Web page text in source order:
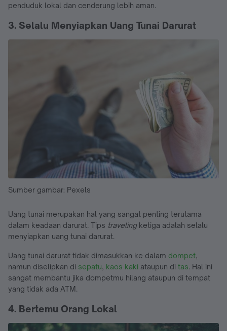
penduduk lokal dan cenderung lebih aman.
3. Selalu Menyiapkan Uang Tunai Darurat
Sumber gambar: Pexels
Uang tunai merupakan hal yang sangat penting terutama
dalam keadaan darurat. Tips travelingketiga adalah selalu
menyiapkan uang tunai darurat.
Uang tunai darurat tidak dimasukkan ke dalam dompet,
namun diselipkan di sepatu, kaos kaki ataupun di tas. Hal ini
sangat membantu jika dompetmu hilang ataupun di tempat
yang tidak ada ATM.
4. Bertemu Orang Lokal